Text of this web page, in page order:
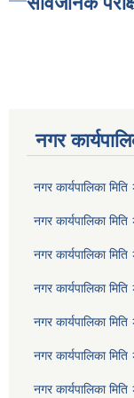
नगर
नगर कार्यपालिका
नगर कार्यपालिका
नगर कार्यपालिका
नगर कार्यपालिका
नगर कार्यपालिका
नगर कार्यपालिका
नगर कार्यपालिका